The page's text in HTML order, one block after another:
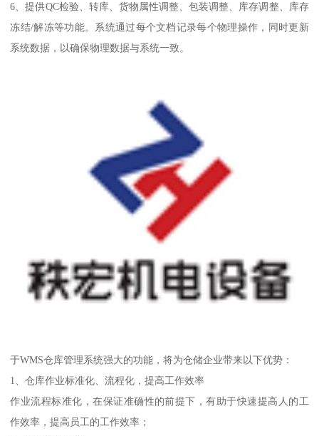
6、提供QC检验、转库、货物属性调整、包装调整、库存调整、库存
冻结/解冻等功能。系统通过每个文档记录每个物理操作，同时更新
系统数据，以确保物理数据与系统一致。
于WMS仓库管理系统强大的功能，将为仓储企业带来以下优势：
1、仓库作业标准化、流程化，提高工作效率
作业流程标准化，在保证准确性的前提下，有助于快速提高人的工
作效率，提高员工的工作效率；